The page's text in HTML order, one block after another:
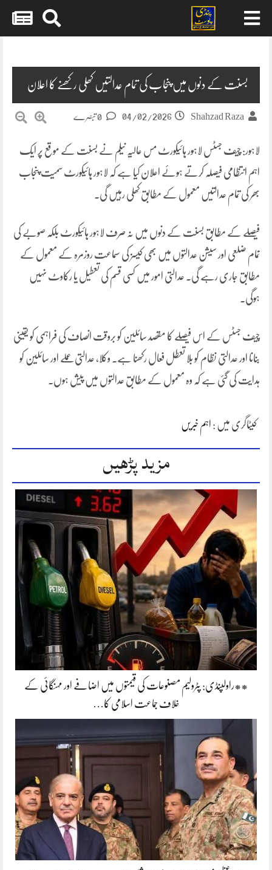
بسنت کے دنوں میں پنجاب کی تمام عدالتیں کھلی رکھنے کا اعلان
Shahzad Raza
04/02/2026
لاہور: چیف جسٹس لاہور ہائیکورٹ مس عالیہ نیلم نے بسنت کے موقع پر ایک
اہم انتظامی فیصلہ کرتے ہوئے اعلان کیا ہے کہ لاہور ہائیکورٹ سمیت پنجاب
بھر کی تمام عدالتیں معمول کے مطابق کھلی رہیں گی۔
فیصلے کے مطابق بسنت کے دنوں میں نہ صرف لاہور ہائیکورٹ بلکہ صوبے کی
تمام ضلعی اور سیشن عدالتوں میں بھی کیسز کی سماعت روزمرہ کے معمول کے
مطابق جاری رہے گی۔ عدالتی امور میں کسی قسم کی تعطیل یا رکاوٹ نہیں
ہوگی۔
چیف جسٹس کے اس فیصلے کا مقصد سائلین کو بروقت انصاف کی فراہمی کو یقینی
بنانا اور عدالتی نظام کو بلا تعطل فعال رکھنا ہے۔ وکلا، عدالتی عملے اور سائلین کو
ہدایت کی گئی ہے کہ وہ معمول کے مطابق عدالتوں میں پیش ہوں۔
کیٹاگری میں : اہم خبریں
مزید پڑھیں
**راولپنڈی: پٹرولیم مصنوعات کی قیمتوں میں اضافے اور مہنگائی کے
خلاف جماعت اسلامی کا…